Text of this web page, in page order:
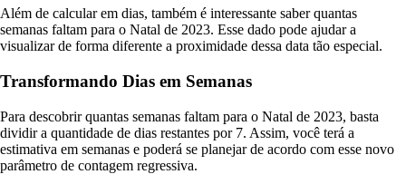
Além de calcular em dias, também é interessante saber quantas
semanas faltam para o Natal de 2023. Esse dado pode ajudar a
visualizar de forma diferente a proximidade dessa data tão especial.
Transformando Dias em Semanas
Para descobrir quantas semanas faltam para o Natal de 2023, basta
dividir a quantidade de dias restantes por 7. Assim, você terá a
estimativa em semanas e poderá se planejar de acordo com esse novo
parâmetro de contagem regressiva.